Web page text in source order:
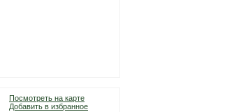
Посмотреть на карте
Добавить в избранное